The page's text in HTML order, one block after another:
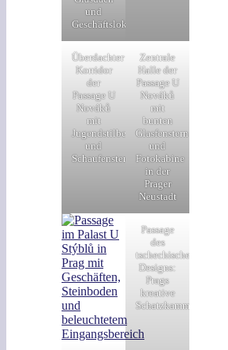
und
Geschäftslokalen.
Überdachter
Korridor
der
Passage U
Nováků
mit
Jugendstilbeleuchtung
und
Schaufenstern
Zentrale
Halle der
Passage U
Nováků
mit
bunten
Glasfenstern
und
Fotokabine
in der
Prager
Neustadt
Passage
des
tschechischen
Designs:
Prags
kreative
Schatzkammer